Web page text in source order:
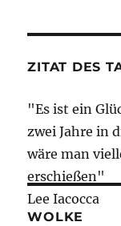
ZITAT DES
"Es ist ein
zwei Jahre in
wäre man
erschießen"
Lee Iacocca
WOLKE